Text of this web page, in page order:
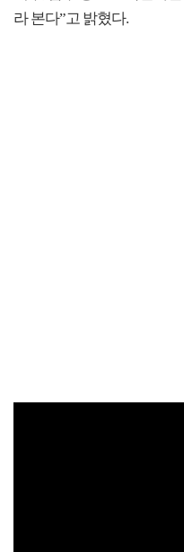
라 본다”고 밝혔다.